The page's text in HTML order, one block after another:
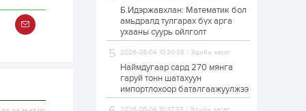
1 өдөр 2
Өнгөрсөн сард
металл худалдан
авчээ
1 өдөр 0 0
Б.Идэржавхлан: Математик бол
амьдралд тулгарах бүх арга
ухааны суурь ойлголт
2026-08-04 10:30:38 / Эдийн засаг
Наймдугаар сард 270 мянга
гаруй тонн шатахуун
импортлохоор баталгаажуулжээ